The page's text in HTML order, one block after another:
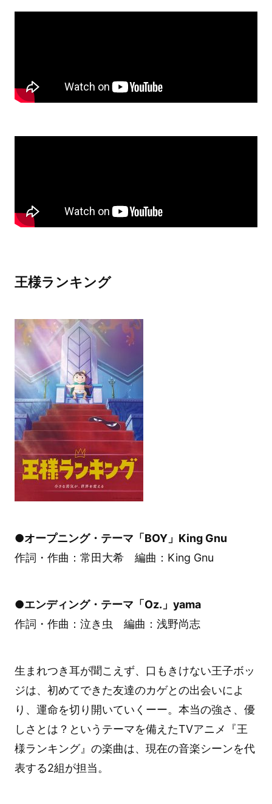
王様ランキング
●オープニング・テーマ「BOY」King Gnu
作詞・作曲：常田大希 編曲：King Gnu
●エンディング・テーマ「Oz.」yama
作詞・作曲：泣き虫 編曲：浅野尚志
生まれつき耳が聞こえず、口もきけない王子ボッ
ジは、初めてできた友達のカゲとの出会いによ
り、運命を切り開いていくーー。本当の強さ、優
しさとは？というテーマを備えたTVアニメ『王
様ランキング』の楽曲は、現在の音楽シーンを代
表する2組が担当。